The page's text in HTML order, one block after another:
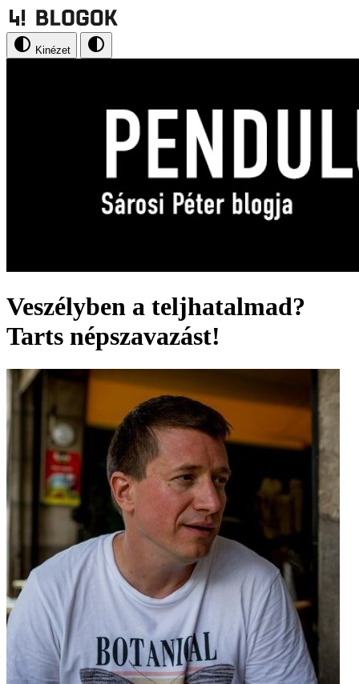
Kinézet
Veszélyben a teljhatalmad?
Tarts népszavazást!